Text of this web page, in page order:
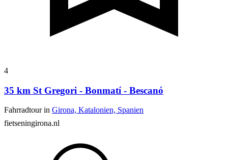
4
35 km St Gregori - Bonmatí - Bescanó
Fahrradtour in Girona, Katalonien, Spanien
fietseningirona.nl